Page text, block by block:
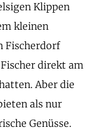
Klippen
kleinen
Fischerdorf
direkt am
Aber die
als nur
Genüsse.